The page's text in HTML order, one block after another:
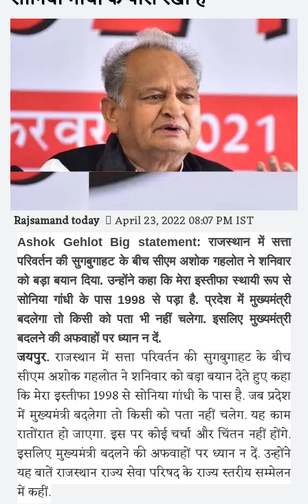
Rajsamand today April 23, 2022 08:07 PM IST
Ashok Gehlot Big statement: राजस्थान में सत्ता
परिवर्तन की सुगबुगाहट के बीच सीएम अशोक गहलोत ने शनिवार
को बड़ा बयान दिया. उन्होंने कहा कि मेरा इस्तीफा स्थायी रूप से
सोनिया गांधी के पास 1998 से पड़ा है. प्रदेश में मुख्यमंत्री
बदलेगा तो किसी को पता भी नहीं चलेगा. इसलिए मुख्यमंत्री
बदलने की अफवाहों पर ध्यान न दें.
जयपुर. राजस्थान में सत्ता परिवर्तन की सुगबुगाहट के बीच
सीएम अशोक गहलोत ने शनिवार को बड़ा बयान देते हुए कहा
कि मेरा इस्तीफा 1998 से सोनिया गांधी के पास है. जब प्रदेश
में मुख्यमंत्री बदलेगा तो किसी को पता नहीं चलेग. यह काम
रातोंरात हो जाएगा. इस पर कोई चर्चा और चिंतन नहीं होंगे.
इसलिए मुख्यमंत्री बदलने की अफवाहों पर ध्यान न दें. उन्होंने
यह बातें राजस्थान राज्य सेवा परिषद के राज्य स्तरीय सम्मेलन
में कहीं.